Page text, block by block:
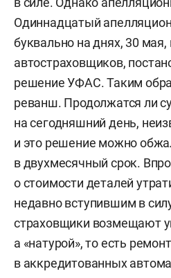
Одиннадцатый
буквально на днях, 30 мая,
автостраховщиков,
решение УФАС. Таким
реванш. Продолжатся ли
на сегодняшний день,
и это решение можно
в двухмесячный срок.
о стоимости деталей
недавно вступившим в
страховщики возмещают
а «натурой», то есть
в аккредитованных